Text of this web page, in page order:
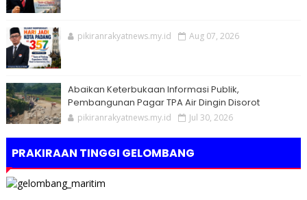
pikiranrakyatnews.my.id Aug 07, 2026
Abaikan Keterbukaan Informasi Publik,
Pembangunan Pagar TPA Air Dingin Disorot
pikiranrakyatnews.my.id Jul 30, 2026
PRAKIRAAN TINGGI GELOMBANG